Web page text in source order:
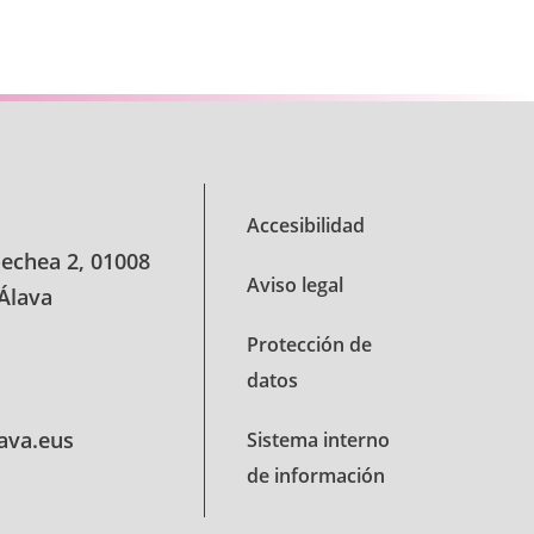
2, 01008
Accesibilidad
Aviso legal
Protección de
datos
Sistema interno
de información